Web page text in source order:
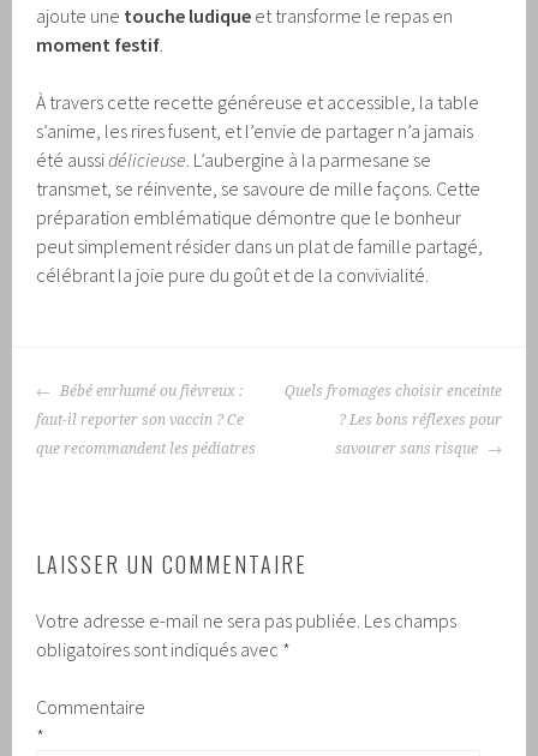
ajoute une touche ludique et transforme le repas en
moment festif
À travers cette recette généreuse et accessible, la table
s’anime, les rires fusent, et l’envie de partager n’a jamais
été aussidélicieuse . L’aubergine à la parmesane se
transmet, se réinvente, se savoure de mille façons. Cette
préparation emblématique démontre que le bonheur
peut simplement résider dans un plat de famille partagé,
célébrant la joie pure du goût et de la convivialité.
NAVIGATION
DES
ARTICLES
Bébé enrhumé ou fiévreux :
faut-il reporter son vaccin ? Ce
que recommandent les pédiatres
Quels fromages choisir enceinte
? Les bons réflexes pour
savourer sans risque
LAISSER UN COMMENTAIRE
Votre adresse e-mail ne sera pas publiée. Les champs
obligatoires sont indiqués avec *
Commentaire
*